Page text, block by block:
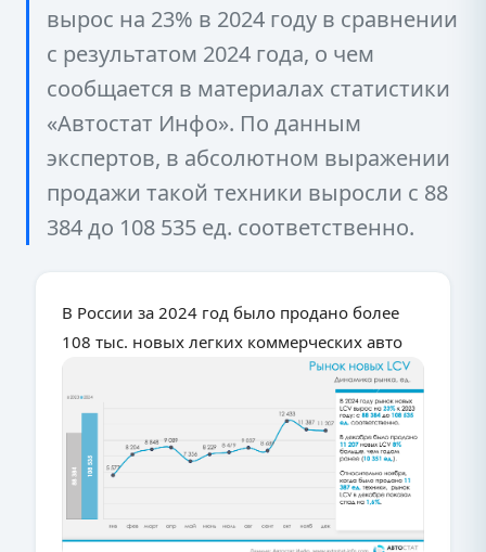
вырос на 23% в 2024 году в сравнении
с результатом 2024 года, о чем
сообщается в материалах статистики
«Автостат Инфо». По данным
экспертов, в абсолютном выражении
продажи такой техники выросли с 88
384 до 108 535 ед. соответственно.
В России за 2024 год было продано более
108 тыс. новых легких коммерческих авто